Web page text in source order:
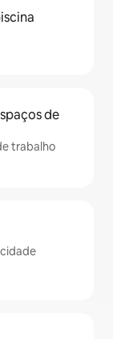
de
trabalho